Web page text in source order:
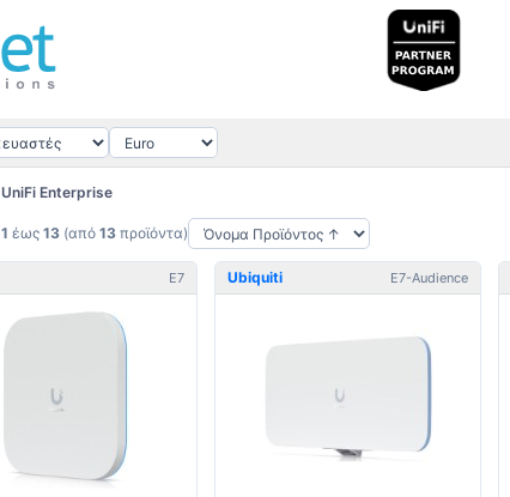
UniFi Enterprise
1 έως 13 (από 13 προϊόντα)
E7 Ubiquiti E7-Audience